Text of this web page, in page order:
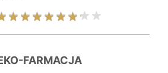
FARMACJA